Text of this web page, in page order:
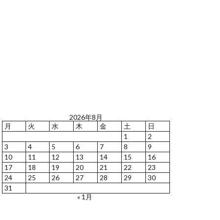
2026年8月
月
火 水 木 金 土
日
1
2
3
4 5 6 7 8
9
10
11 12 13 14 15
16
17
18 19 20 21 22
23
24
25 26 27 28 29
30
31
« 1月